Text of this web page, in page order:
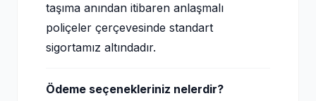
taşıma anından itibaren anlaşmalı
poliçeler çerçevesinde standart
sigortamız altındadır.
Ödeme seçenekleriniz nelerdir?